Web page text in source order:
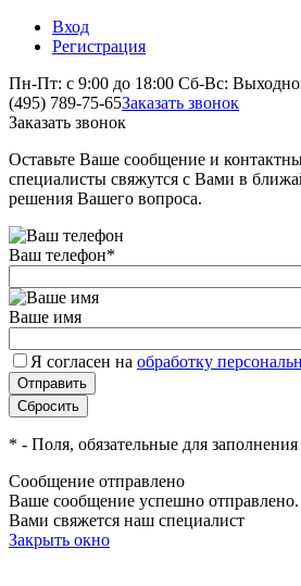
Вход
Регистрация
Пн-Пт: с 9:00 до 18:00 Сб-Вс:
(495) 789-75-65Заказать звонок
Заказать звонок
Оставьте Ваше сообщение и
специалисты свяжутся с Вами в
решения Вашего вопроса.
Ваш телефон*
Ваше имя
Я согласен на обработку
* - Поля, обязательные для заполнения
Сообщение отправлено
Ваше сообщение успешно
Вами свяжется наш специалист
Закрыть окно